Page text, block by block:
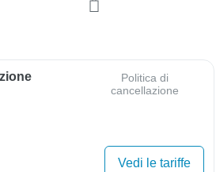
Politica di
cancellazione
Vedi le tariffe